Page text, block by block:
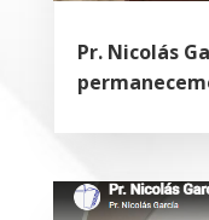
Pr. Nicolás